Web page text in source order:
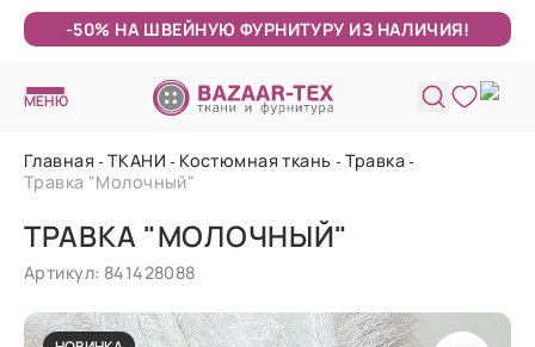
-50% НА ШВЕЙНУЮ ФУРНИТУРУ ИЗ НАЛИЧИЯ!
МЕНЮ
Главная ТКАНИ Костюмная ткань
Травка
Травка "Молочный"
ТРАВКА "МОЛОЧНЫЙ"
Артикул: 841428088